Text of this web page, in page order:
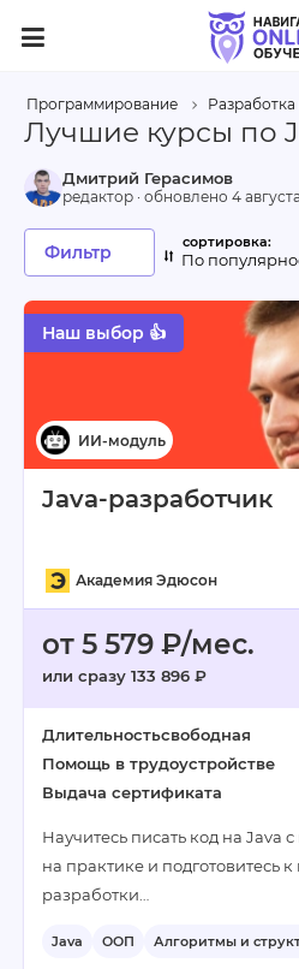
Программирование Разработка
Лучшие курсы по
Java-разработчик
Академия Эдюсон
от 5 579 ₽/мес.
или сразу 133 896 ₽
Длительностьсвободная
Помощь в трудоустройстве
Выдача сертификата
Научитесь писать код на Java
на практике и подготовитесь
разработки…
Java ООП Алгоритмы и
Наш выбор 👍
Дмитрий Герасимов
редактор · обновлено 4
Фильтр По